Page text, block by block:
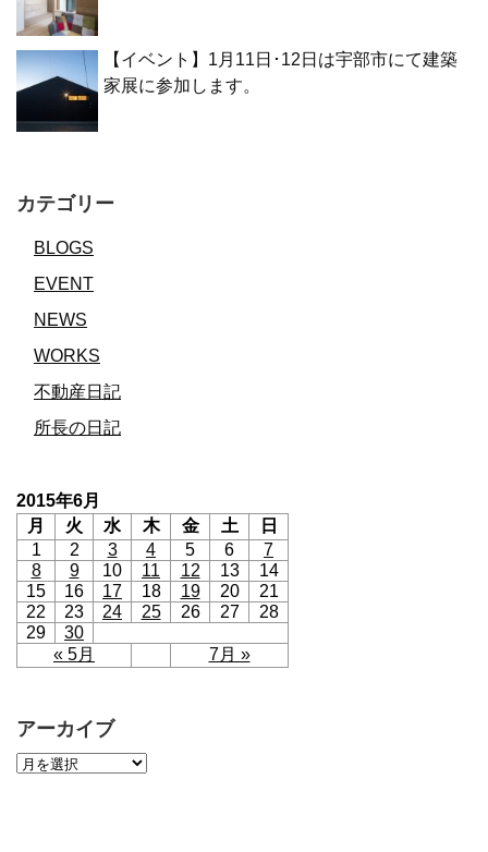
【イベント】1月11日･12日は宇部市にて建築
家展に参加します。
カテゴリー
BLOGS
EVENT
NEWS
WORKS
不動産日記
所長の日記
2015年6月
月
火 水 木 金 土 日
« 5月 7月 »
1 2 3 4 5 6
7
8
9 10 11 12 13
14
15
16 17 18 19 20
21
22
23 24 25 26 27
28
29
30
アーカイブ